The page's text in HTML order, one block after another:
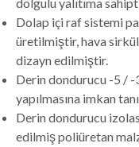
dolgulu yalıtıma
Dolap içi raf sistemi
üretilmiştir, hava
dizayn edilmiştir.
Derin dondurucu -5 / -
yapılmasına imkan
Derin dondurucu
edilmiş poliüretan